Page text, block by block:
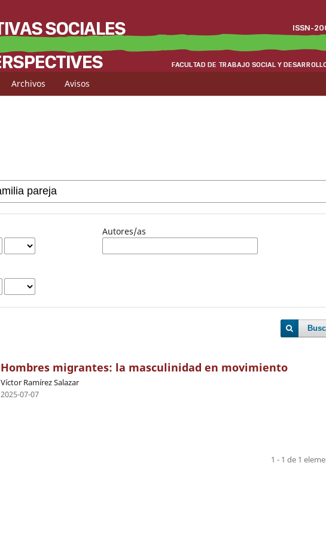
Archivos Avisos
Autores/as
Hombres migrantes: la masculinidad en movimiento
Víctor Ramírez Salazar
2025-07-07
1 - 1 de 1